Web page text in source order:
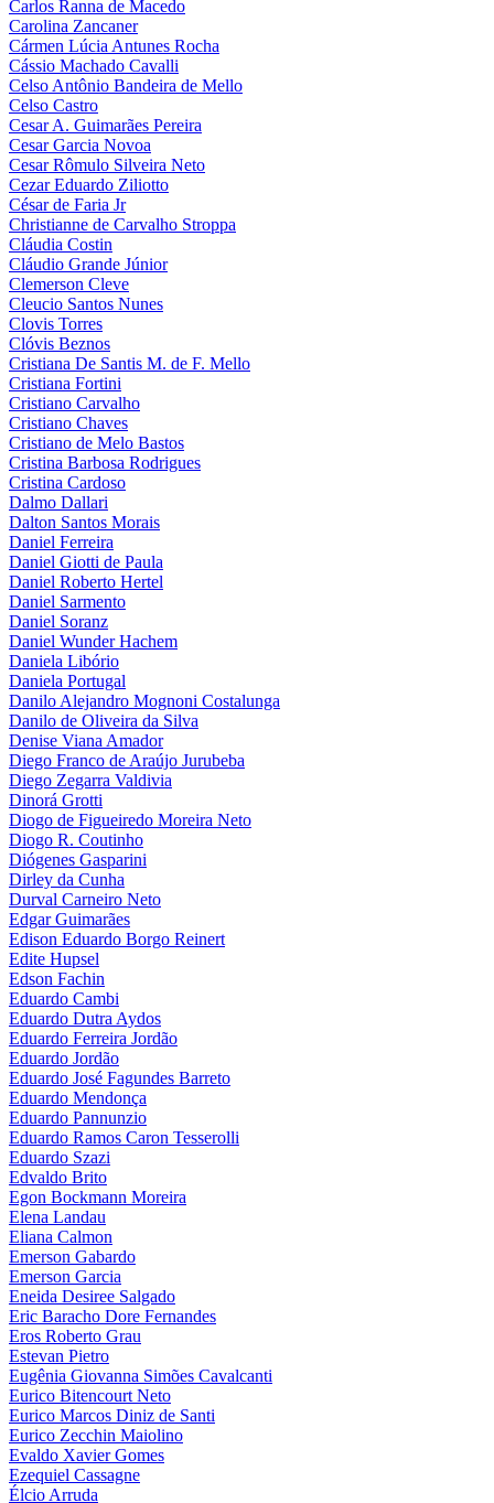
Carlos Ranna de Macedo
Carolina Zancaner
Cármen Lúcia Antunes Rocha
Cássio Machado Cavalli
Celso Antônio Bandeira de Mello
Celso Castro
Cesar A. Guimarães Pereira
Cesar Garcia Novoa
Cesar Rômulo Silveira Neto
Cezar Eduardo Ziliotto
César de Faria Jr
Christianne de Carvalho Stroppa
Cláudia Costin
Cláudio Grande Júnior
Clemerson Cleve
Cleucio Santos Nunes
Clovis Torres
Clóvis Beznos
Cristiana De Santis M. de F. Mello
Cristiana Fortini
Cristiano Carvalho
Cristiano Chaves
Cristiano de Melo Bastos
Cristina Barbosa Rodrigues
Cristina Cardoso
Dalmo Dallari
Dalton Santos Morais
Daniel Ferreira
Daniel Giotti de Paula
Daniel Roberto Hertel
Daniel Sarmento
Daniel Soranz
Daniel Wunder Hachem
Daniela Libório
Daniela Portugal
Danilo Alejandro Mognoni Costalunga
Danilo de Oliveira da Silva
Denise Viana Amador
Diego Franco de Araújo Jurubeba
Diego Zegarra Valdivia
Dinorá Grotti
Diogo de Figueiredo Moreira Neto
Diogo R. Coutinho
Diógenes Gasparini
Dirley da Cunha
Durval Carneiro Neto
Edgar Guimarães
Edison Eduardo Borgo Reinert
Edite Hupsel
Edson Fachin
Eduardo Cambi
Eduardo Dutra Aydos
Eduardo Ferreira Jordão
Eduardo Jordão
Eduardo José Fagundes Barreto
Eduardo Mendonça
Eduardo Pannunzio
Eduardo Ramos Caron Tesserolli
Eduardo Szazi
Edvaldo Brito
Egon Bockmann Moreira
Elena Landau
Eliana Calmon
Emerson Gabardo
Emerson Garcia
Eneida Desiree Salgado
Eric Baracho Dore Fernandes
Eros Roberto Grau
Estevan Pietro
Eugênia Giovanna Simões Cavalcanti
Eurico Bitencourt Neto
Eurico Marcos Diniz de Santi
Eurico Zecchin Maiolino
Evaldo Xavier Gomes
Ezequiel Cassagne
Élcio Arruda